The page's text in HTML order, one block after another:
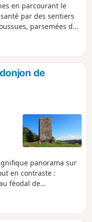
en parcourant le
par des sentiers
parsemées de
des villages
fortifications
de
panorama sur
en contraste :
féodal de
une belle ligne de
de nombreux points